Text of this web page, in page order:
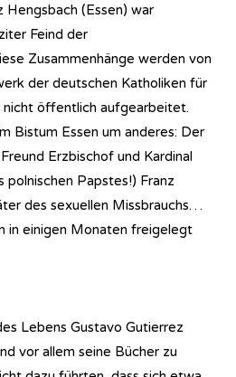
Hengsbach (Essen) war
Feind der
Zusammenhänge werden von
der deutschen Katholiken für
öffentlich aufgearbeitet.
Bistum Essen um anderes: Der
Erzbischof und Kardinal
polnischen Papstes!) Franz
des sexuellen Missbrauchs…
in einigen Monaten freigelegt
Lebens Gustavo Gutierrez
vor allem seine Bücher zu